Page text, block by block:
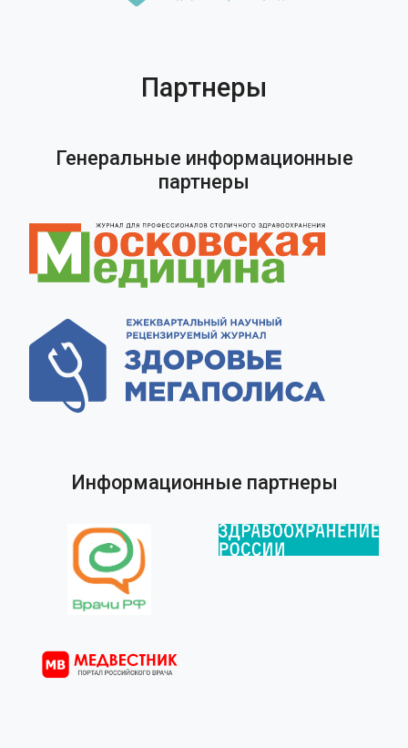
Партнеры
Генеральные информационные
партнеры
Информационные партнеры